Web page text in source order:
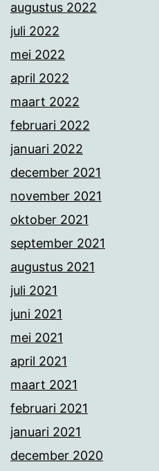
augustus 2022
juli 2022
mei 2022
april 2022
maart 2022
februari 2022
januari 2022
december 2021
november 2021
oktober 2021
september 2021
augustus 2021
juli 2021
juni 2021
mei 2021
april 2021
maart 2021
februari 2021
januari 2021
december 2020